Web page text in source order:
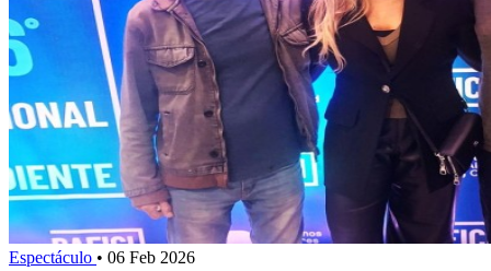
Espectáculo • 06 Feb 2026